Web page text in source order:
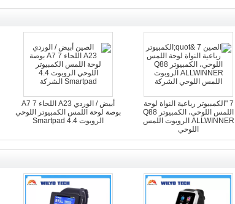
أبيض / الوردي A23 اللحاء A7 7
بوصة لوحة اللمس الكمبيوتر اللوحي
الروبوت 4.4 Smartpad
7 "الكمبيوتر رباعية النواة لوحة
اللمس اللوحي، الكمبيوتر Q88
ALLWINNER الروبوت اللمس
اللوحي